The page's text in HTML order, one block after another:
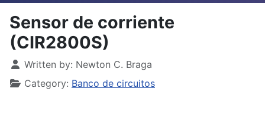
Sensor de corriente
(CIR2800S)
Details
Written by: Newton C. Braga
Category: Banco de circuitos